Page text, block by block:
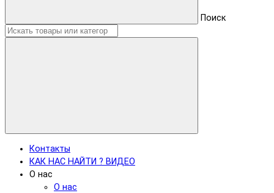
Поиск
Контакты
КАК НАС НАЙТИ ? ВИДЕО
О нас
О нас